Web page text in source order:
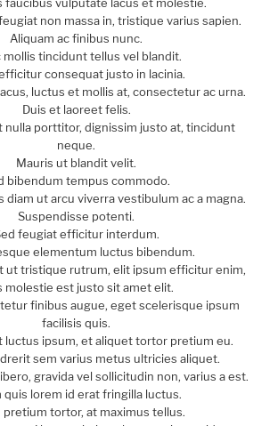
non massa in, tristique varius sapien.
Aliquam ac finibus nunc.
mollis tincidunt tellus vel blandit.
consequat justo in lacinia.
luctus et mollis at, consectetur ac urna.
Duis et laoreet felis.
nulla porttitor, dignissim justo at, tincidunt
neque.
Mauris ut blandit velit.
bibendum tempus commodo.
diam ut arcu viverra vestibulum ac a magna.
Suspendisse potenti.
feugiat efficitur interdum.
elementum luctus bibendum.
ut tristique rutrum, elit ipsum efficitur enim,
molestie est justo sit amet elit.
finibus augue, eget scelerisque ipsum
facilisis quis.
luctus ipsum, et aliquet tortor pretium eu.
sem varius metus ultricies aliquet.
gravida vel sollicitudin non, varius a est.
quis lorem id erat fringilla luctus.
pretium tortor, at maximus tellus.